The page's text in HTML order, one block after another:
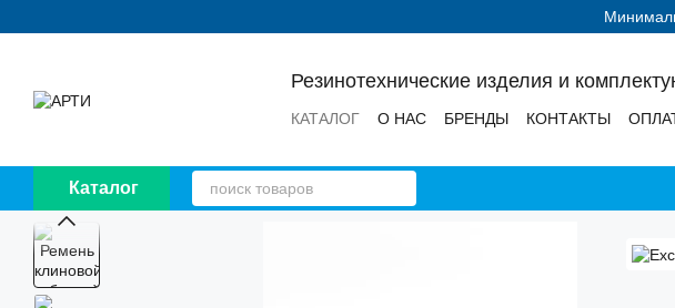
Резинотехнические изделия и
КАТАЛОГ О НАС БРЕНДЫ КОНТАКТЫ
Каталог